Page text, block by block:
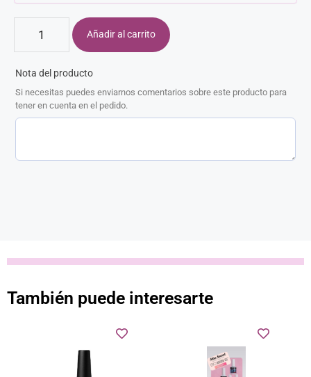
Añadir al carrito
Nota del producto
Si necesitas puedes enviarnos comentarios sobre este producto para
tener en cuenta en el pedido.
También puede interesarte